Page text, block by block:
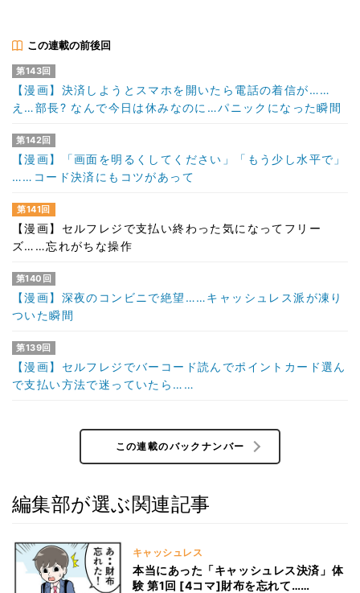
この連載の前後回
第143回
【漫画】決済しようとスマホを開いたら電話の着信が……
え…部長? なんで今日は休みなのに…パニックになった瞬間
第142回
【漫画】「画面を明るくしてください」「もう少し水平で」
……コード決済にもコツがあって
第141回
【漫画】セルフレジで支払い終わった気になってフリー
ズ……忘れがちな操作
第140回
【漫画】深夜のコンビニで絶望……キャッシュレス派が凍り
ついた瞬間
第139回
【漫画】セルフレジでバーコード読んでポイントカード選ん
で支払い方法で迷っていたら……
この連載のバックナンバー
編集部が選ぶ関連記事
キャッシュレス
本当にあった「キャッシュレス決済」体
験 第1回 [4コマ]財布を忘れて……